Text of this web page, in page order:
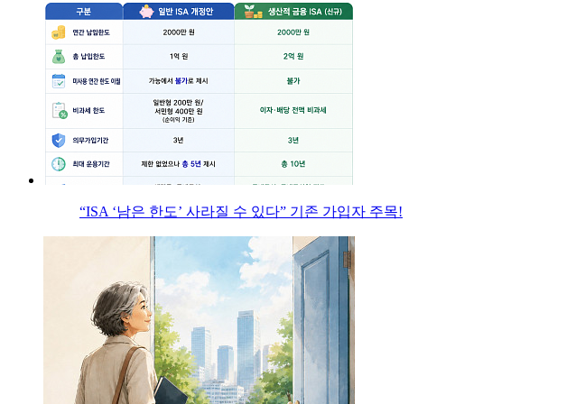
“ISA ‘남은 한도’ 사라질 수 있다” 기존 가입자 주목!